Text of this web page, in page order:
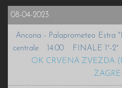
VOLLEURHOPE
08-04-2023
Ancona - Palaprometeo Estra
centrale
14:00 FINALE 1°-2°
OK CRVENA ZVEZDA